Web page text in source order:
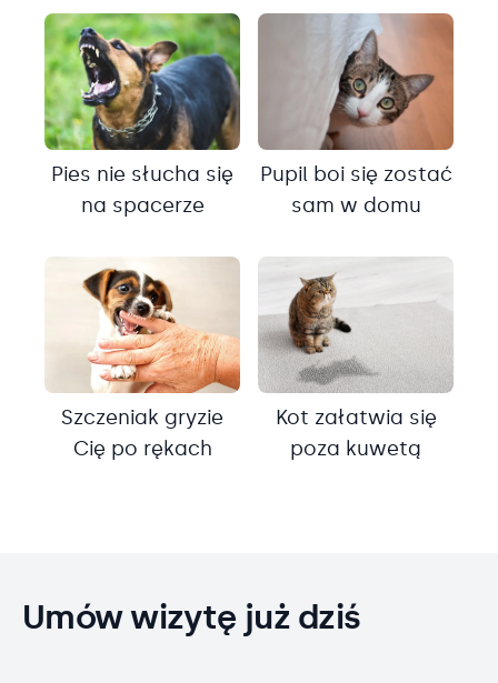
Pies nie słucha się
na spacerze
Pupil boi się zostać
sam w domu
Szczeniak gryzie
Cię po rękach
Kot załatwia się
poza kuwetą
Umów wizytę już dziś